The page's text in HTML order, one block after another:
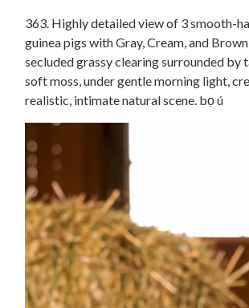
363. Highly detailed view of 3 smooth-
guinea pigs with Gray, Cream, and
secluded grassy clearing surrounded by
soft moss, under gentle morning light,
realistic, intimate natural scene. bọ ú